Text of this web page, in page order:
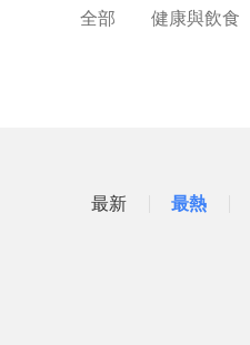
全部 健康與飲食
最新 最熱